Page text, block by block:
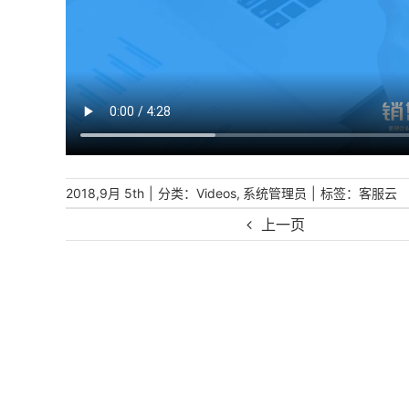
上一页
2018,9月 5th 分类： Videos, 系统管理员 标签： 客服云